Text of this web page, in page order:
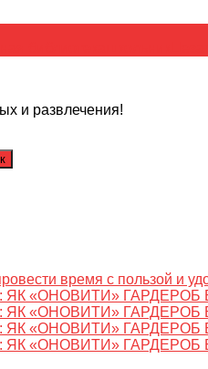
и развлечения!
время с пользой и
«ОНОВИТИ» ГАРДЕРОБ
«ОНОВИТИ» ГАРДЕРОБ
«ОНОВИТИ» ГАРДЕРОБ
«ОНОВИТИ» ГАРДЕРОБ